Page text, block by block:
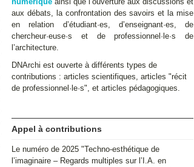
aux débats, la confrontation des savoirs et la mise
en relation d’étudiant·es, d’enseignant·es, de
chercheur·euse·s et de professionnel·le·s de
l’architecture.
DNArchi est ouverte à différents types de
contributions : articles scientifiques, articles "récit
de professionnel·le·s", et articles pédagogiques.
Appel à contributions
Le numéro de 2025 "Techno-esthétique de
l’imaginaire – Regards multiples sur l’I.A. en